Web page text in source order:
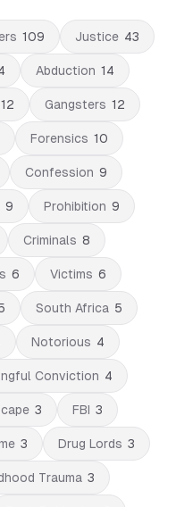
109 Justice 43
Abduction 14
12 Gangsters 12
Forensics 10
Confession 9
9 Prohibition 9
Criminals 8
6 Victims 6
South Africa 5
Notorious 4
Conviction 4
3 FBI 3
3 Drug Lords 3
Trauma 3